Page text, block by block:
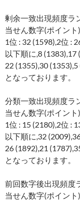
剰余一致出現頻度ラ
当せん数字(ポイント
1位 : 32 (1598),2位 :
以下順に,8 (1383),17
22 (1355),30
となっております。
分類一致出現頻度ラ
当せん数字(ポイント
1位 : 15 (2180),2位 :
以下順に,32
26 (1892),21
となっております。
前回数字後出現頻度
当せん数字(ポイント